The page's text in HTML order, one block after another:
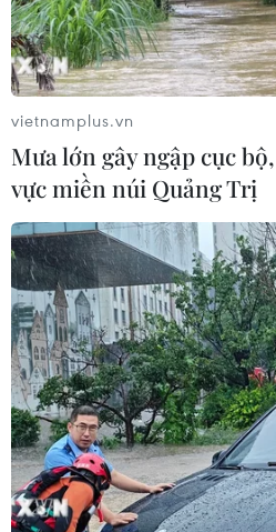
Đất liền là thủ phạm gây ra
trong đó có khoảng 8 triệu tấn
biển mỗi năm, hủy hoại 1 triệu
động vật biển có vú.
vietnamplus.vn
Mưa lớn gây ngập cục
vực miền núi Quảng Trị